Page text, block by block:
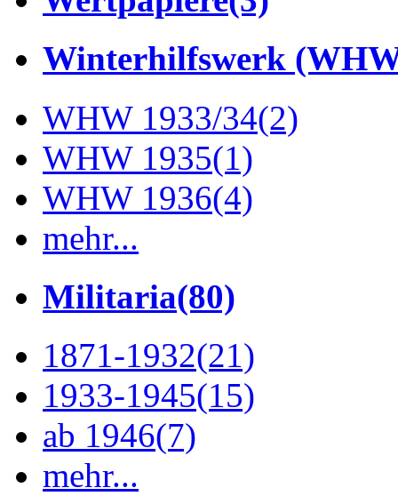
Winterhilfswerk
WHW 1933/34(2)
WHW 1935(1)
WHW 1936(4)
mehr...
Militaria(80)
1871-1932(21)
1933-1945(15)
ab 1946(7)
mehr...